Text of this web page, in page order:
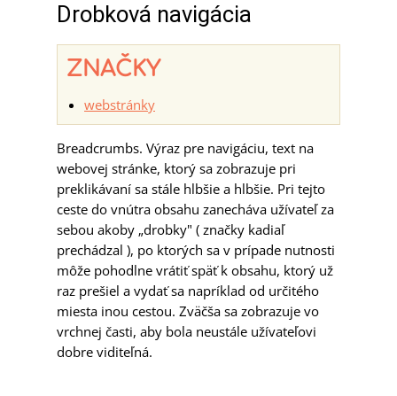
Drobková navigácia
ZNAČKY
webstránky
Breadcrumbs. Výraz pre navigáciu, text na
webovej stránke, ktorý sa zobrazuje pri
preklikávaní sa stále hlbšie a hlbšie. Pri tejto
ceste do vnútra obsahu zanecháva užívateľ za
sebou akoby „drobky" ( značky kadiaľ
prechádzal ), po ktorých sa v prípade nutnosti
môže pohodlne vrátiť späť k obsahu, ktorý už
raz prešiel a vydať sa napríklad od určitého
miesta inou cestou. Zväčša sa zobrazuje vo
vrchnej časti, aby bola neustále užívateľovi
dobre viditeľná.